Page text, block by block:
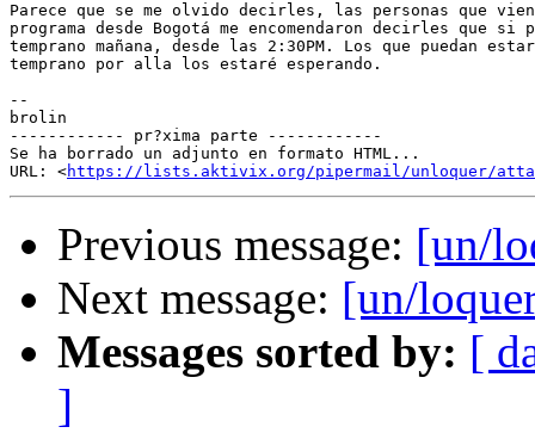
Parece que se me olvido decirles, las personas que
programa desde Bogotá me encomendaron decirles que si
temprano mañana, desde las 2:30PM. Los que puedan estar
temprano por alla los estaré esperando.
--
brolin
------------ pr?xima parte ------------
Se ha borrado un adjunto en formato HTML...
URL: <https://lists.aktivix.org/pipermail/unloquer/
Previous message: [un/
Next message: [un/
Messages sorted by: [
]